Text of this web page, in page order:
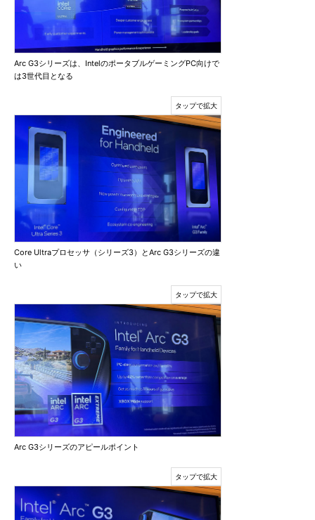
Arc G3シリーズは、IntelのポータブルゲーミングPC向けで
は3世代目となる
Core Ultraプロセッサ（シリーズ3）とArc G3シリーズの違
い
Arc G3シリーズのアピールポイント